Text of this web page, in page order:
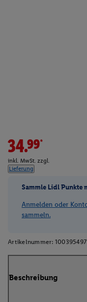
34.99*
inkl. MwSt. zzgl.
Lieferung
Sammle Lidl Punkte
Anmelden oder
sammeln.
Artikelnummer: 100395497
Beschreibung